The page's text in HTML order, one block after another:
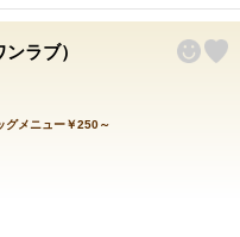
ラブ）
グメニュー￥250～